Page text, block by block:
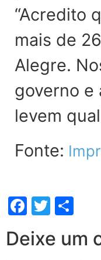
“Acredito
mais de
Alegre.
governo e
levem
Fonte:
Deixe um